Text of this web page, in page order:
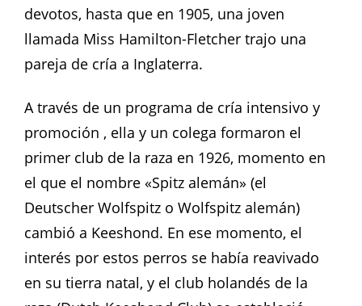
devotos, hasta que en 1905, una joven
llamada Miss Hamilton-Fletcher trajo una
pareja de cría a Inglaterra.
A través de un programa de cría intensivo y
promoción , ella y un colega formaron el
primer club de la raza en 1926, momento en
el que el nombre «Spitz alemán» (el
Deutscher Wolfspitz o Wolfspitz alemán)
cambió a Keeshond. En ese momento, el
interés por estos perros se había reavivado
en su tierra natal, y el club holandés de la